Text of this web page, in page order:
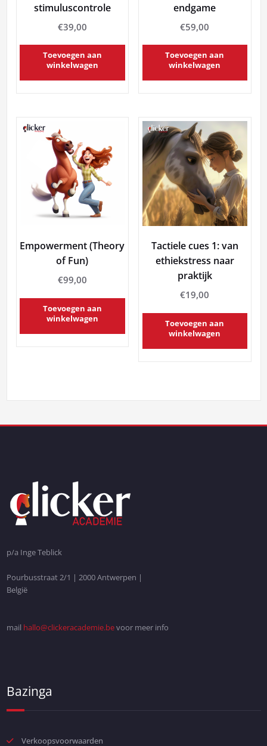
stimuluscontrole
€39,00
Toevoegen aan
winkelwagen
endgame
€59,00
Toevoegen aan
winkelwagen
Empowerment (Theory
of Fun)
€99,00
Toevoegen aan
winkelwagen
Tactiele cues 1: van
ethiekstress naar
praktijk
€19,00
Toevoegen aan
winkelwagen
p/a Inge Teblick
Pourbusstraat 2/1 | 2000 Antwerpen |
België
mail hallo@clickeracademie.bevoor meer info
Bazinga
Verkoopsvoorwaarden